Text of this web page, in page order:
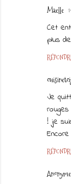
Maelle
Cet
plus
Je
! je
Anonyme